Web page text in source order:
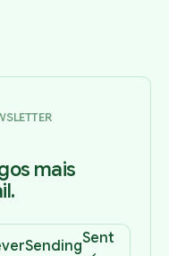
mais
SendingSent